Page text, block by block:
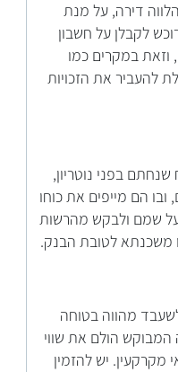
דירה, על מנת
לקבלן על חשבון
וזאת במקרים כמו
להעביר את הזכויות
בפני נוטריון,
הם מייפים את כוחו
שמם ולבקש מהרשות
משכנתא לטובת הבנק.
מהווה בטוחה
הולם את שווי
יש להזמין